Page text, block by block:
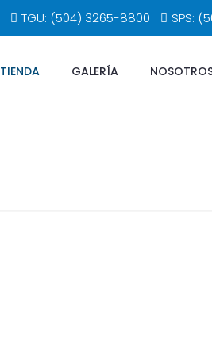
TGU: (504) 3265-8800 SPS:
TIENDA GALERÍA